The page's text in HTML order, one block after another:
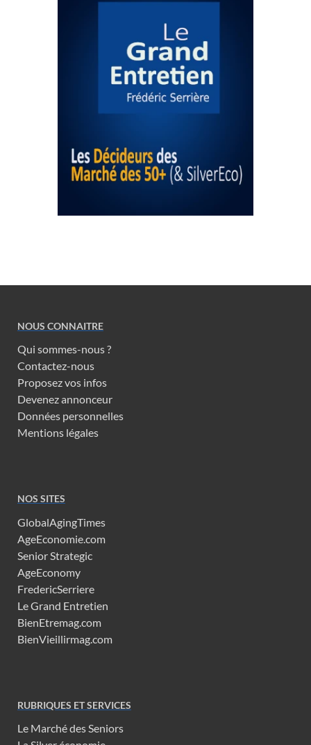
NOUS CONNAITRE
Qui sommes-nous ?
Contactez-nous
Proposez vos infos
Devenez annonceur
Données personnelles
Mentions légales
NOS SITES
GlobalAgingTimes
AgeEconomie.com
Senior Strategic
AgeEconomy
FredericSerriere
Le Grand Entretien
BienEtremag.com
BienVieillirmag.com
RUBRIQUES ET SERVICES
Le Marché des Seniors